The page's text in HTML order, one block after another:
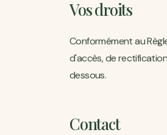
Vos droits
Conformément au
d'accès, de
dessous.
Contact